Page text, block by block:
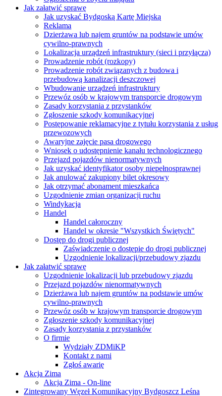
Jak załatwić sprawę
Jak uzyskać Bydgoską Kartę Miejską
Reklama
Dzierżawa lub najem gruntów na podstawie umów
cywilno-prawnych
Lokalizacja urządzeń infrastruktury (sieci i przyłącza)
Prowadzenie robót (rozkopy)
Prowadzenie robót związanych z budowa i
przebudową kanalizacji deszczowej
Wbudowanie urządzeń infrastruktury
Przewóz osób w krajowym transporcie drogowym
Zasady korzystania z przystanków
Zgłoszenie szkody komunikacyjnej
Postępowanie reklamacyjne z tytułu korzystania z usług
przewozowych
Awaryjne zajęcie pasa drogowego
Wniosek o udostępnienie kanału technologicznego
Przejazd pojazdów nienormatywnych
Jak uzyskać identyfikator osoby niepełnosprawnej
Jak anulować zakupiony bilet okresowy
Jak otrzymać abonament mieszkańca
Uzgodnienie zmian organizacji ruchu
Windykacja
Handel
Handel całoroczny
Handel w okresie "Wszystkich Świętych"
Dostęp do drogi publicznej
Zaświadczenie o dostępie do drogi publicznej
Uzgodnienie lokalizacji/przebudowy zjazdu
Jak załatwić sprawę
Uzgodnienie lokalizacji lub przebudowy zjazdu
Przejazd pojazdów nienormatywnych
Dzierżawa lub najem gruntów na podstawie umów
cywilno-prawnych
Przewóz osób w krajowym transporcie drogowym
Zgłoszenie szkody komunikacyjnej
Zasady korzystania z przystanków
O firmie
Wydziały ZDMiKP
Kontakt z nami
Zgłoś awarię
Akcja Zima
Akcja Zima - On-line
Zintegrowany Węzeł Komunikacyjny Bydgoszcz Leśna